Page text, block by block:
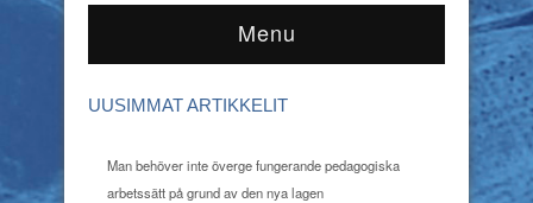
Menu
UUSIMMAT ARTIKKELIT
Man behöver inte överge fungerande pedagogiska
arbetssätt på grund av den nya lagen